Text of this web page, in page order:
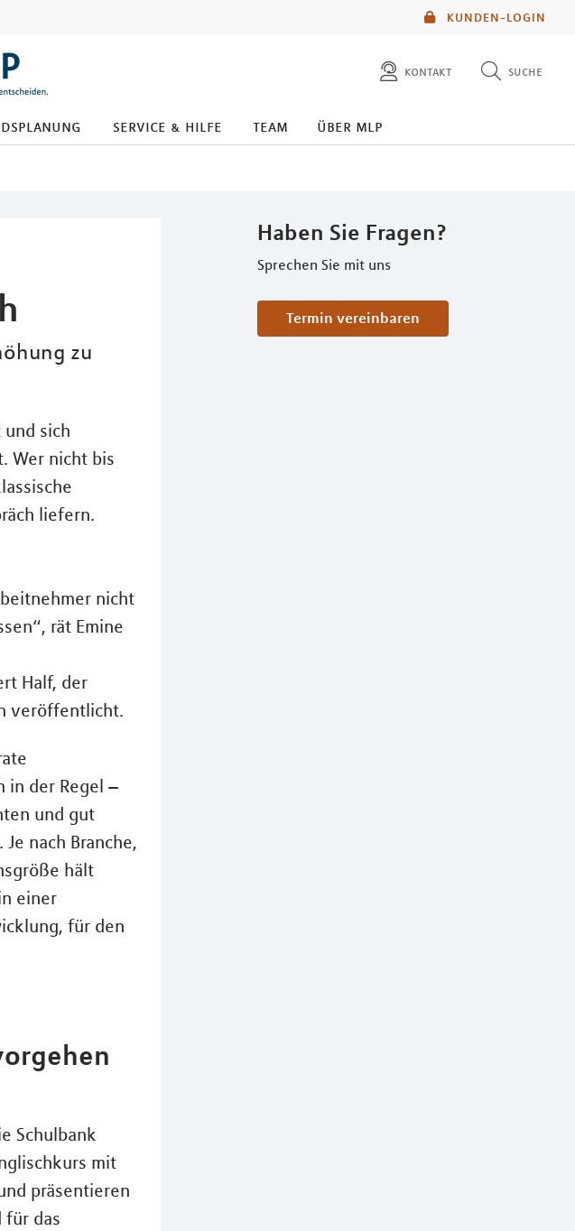
KUNDEN-LOGIN
kontakt suche
diese website durchsuchen
service & hilfe team über mlp
zu
sich
Wer nicht bis
liefern.
Haben Sie Fragen?
Sprechen Sie mit uns
Termin vereinbaren
nicht
rät Emine
Half, der
veröffentlicht.
in der Regel –
und gut
nach Branche,
hält
einer
für den
Schulbank
mit
präsentieren
für das